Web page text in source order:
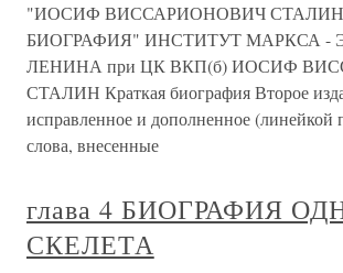
"ИОСИФ ВИССАРИОНОВИЧ
БИОГРАФИЯ" ИНСТИТУТ МАРКСА -
ЛЕНИНА при ЦК ВКП(б) ИОСИФ
СТАЛИН Краткая биография Второе
исправленное и дополненное (линейкой
слова, внесенные
глава 4 БИОГРАФИЯ
СКЕЛЕТА